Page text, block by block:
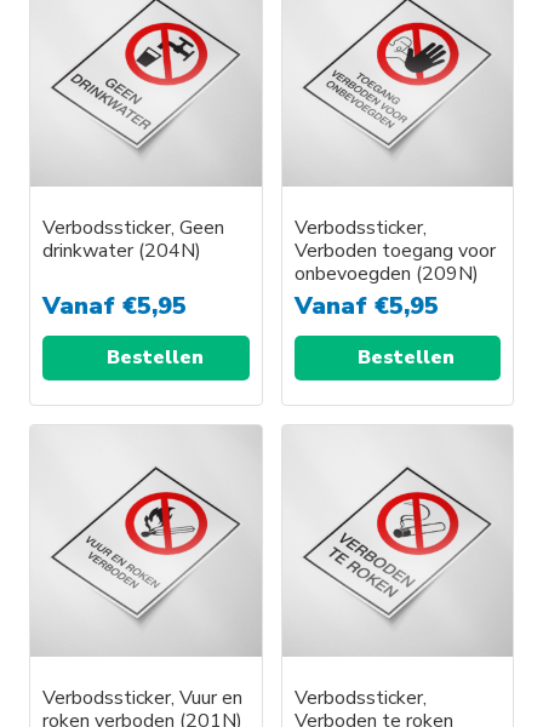
Verbodssticker, Geen
drinkwater (204N)
Vanaf €5,95
Bestellen
Dit
heeft
meerdere
variaties.
Deze
optie
gekozen
worden
Verbodssticker,
Verboden toegang voor
onbevoegden (209N)
Vanaf €5,95
Bestellen
Dit
heeft
meerdere
variaties.
Deze
optie
gekozen
worden
Verbodssticker, Vuur en
roken verboden (201N)
Verbodssticker,
Verboden te roken